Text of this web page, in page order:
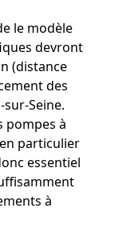
le modèle
devront
(distance
des
Seine.
pompes à
particulier
essentiel
à